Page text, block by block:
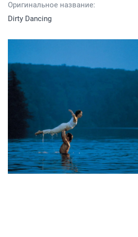
Оригинальное название:
Dirty Dancing